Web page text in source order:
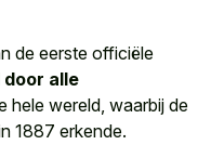
de eerste officiële
alle
hele wereld, waarbij de
1887 erkende.